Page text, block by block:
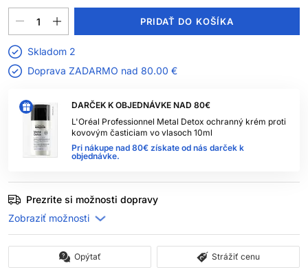
DARČEK K OBJEDNÁVKE NAD 80€
L'Oréal Professionnel Metal Detox ochranný krém proti
kovovým časticiam vo vlasoch 10ml
Pri nákupe nad 80€ získate od nás darček k
objednávke.
PRIDAŤ DO KOŠÍKA
Skladom 2
Doprava ZADARMO nad 80.00 €
Prezrite si možnosti dopravy
Opýtať Strážiť cenu